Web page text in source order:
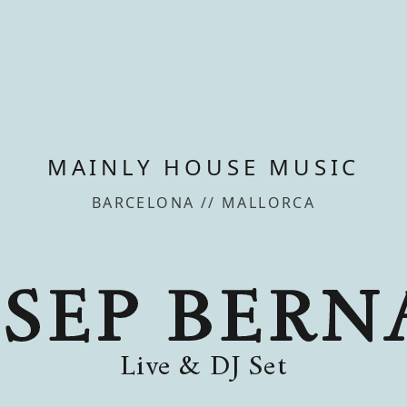
MAINLY HOUSE MUSIC
BARCELONA // MALLORCA
Live & DJ Set